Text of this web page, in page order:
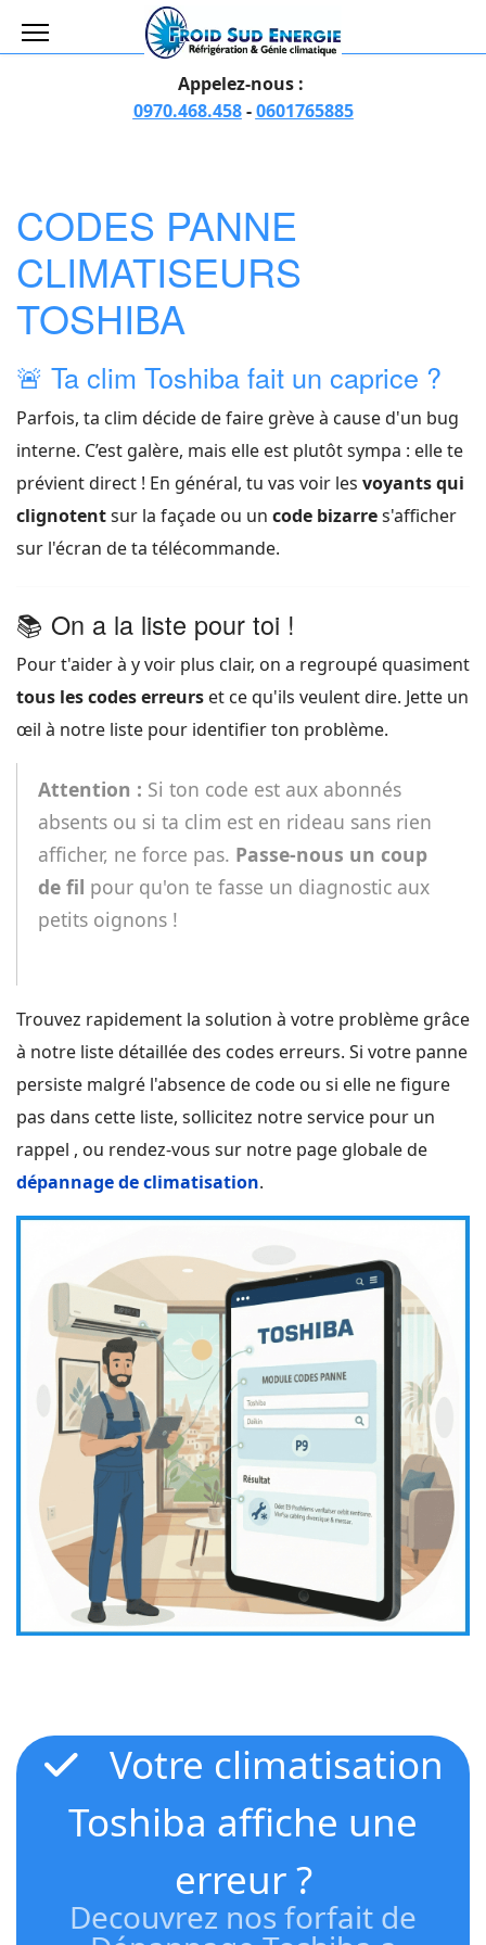
Appelez-nous :
0970.468.458-0601765885
CODES PANNE
CLIMATISEURS
TOSHIBA
🚨 Ta clim Toshiba fait un caprice ?
Parfois, ta clim décide de faire grève à cause d'un bug
interne. C’est galère, mais elle est plutôt sympa : elle te
prévient direct ! En général, tu vas voir les voyants qui
clignotentsur la façade ou un code bizarres'afficher
sur l'écran de ta télécommande.
📚 On a la liste pour toi !
Pour t'aider à y voir plus clair, on a regroupé quasiment
tous les codes erreurs et ce qu'ils veulent dire. Jette un
œil à notre liste pour identifier ton problème.
Attention : Si ton code est aux abonnés
absents ou si ta clim est en rideau sans rien
afficher, ne force pas. Passe-nous un coup
de fil pour qu'on te fasse un diagnostic aux
petits oignons !
Trouvez rapidement la solution à votre problème grâce
à notre liste détaillée des codes erreurs. Si votre panne
persiste malgré l'absence de code ou si elle ne figure
pas dans cette liste, sollicitez notre service pour un
rappel , ou rendez-vous sur notre page globale de
dépannage de climatisation.
Votre climatisation
Toshiba affiche une
erreur ?
Decouvrez nos forfait de